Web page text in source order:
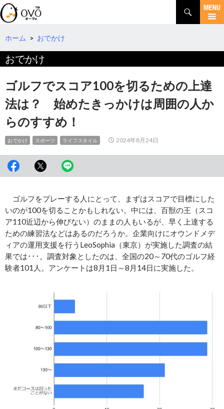
検
索
コ
テ
ツ
へ
ホーム > おでかけ
おでかけ
ゴルフでスコア100を切るための上達
法は？ 始めたきっかけは周囲の人か
らのすすめ！
おでかけ スポーツ ライフスタイル 2024年8月24日
ゴルフをプレーする人にとって、まずはスコアで目標にした
いのが100を切ることかもしれない。中には、百獣の王（スコ
ア110近辺から伸びない）のままの人もいるが、早く上達する
ための練習法などはあるのだろうか。企業向けにオウンドメデ
ィアの運用支援を行うLeoSophia（東京）が実施した調査の結
果では･･･。調査対象としたのは、全国の20～70代のゴルフ経
験者101人。アンケートは8月1日～8月14日に実施した。